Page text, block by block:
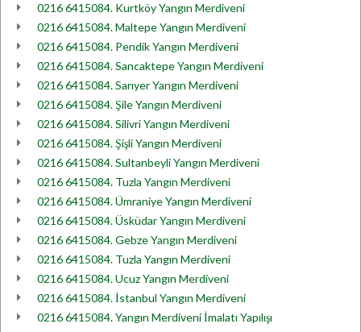
0216 6415084. Kurtköy Yangın Merdiveni
0216 6415084. Maltepe Yangın Merdiveni
0216 6415084. Pendik Yangın Merdiveni
0216 6415084. Sancaktepe Yangın Merdiveni
0216 6415084. Sarıyer Yangın Merdiveni
0216 6415084. Şile Yangın Merdiveni
0216 6415084. Silivri Yangın Merdiveni
0216 6415084. Şişli Yangın Merdiveni
0216 6415084. Sultanbeyli Yangın Merdiveni
0216 6415084. Tuzla Yangın Merdiveni
0216 6415084. Ümraniye Yangın Merdiveni
0216 6415084. Üsküdar Yangın Merdiveni
0216 6415084. Gebze Yangın Merdiveni
0216 6415084. Tuzla Yangın Merdiveni
0216 6415084. Ucuz Yangın Merdiveni
0216 6415084. İstanbul Yangın Merdiveni
0216 6415084. Yangın Merdiveni İmalatı Yapılışı